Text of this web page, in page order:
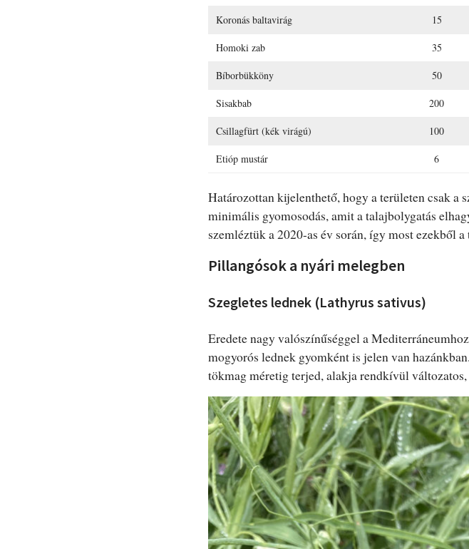
Koronás baltavirág 15
Homoki zab 35
Bíborbükköny 50
Sisakbab 200
Csillagfürt (kék virágú) 100
Etióp mustár 6
Határozottan kijelenthető, hogy a területen csak a
minimális gyomosodás, amit a talajbolygatás
szemléztük a 2020-as év során, így most ezekből
Pillangósok a nyári melegben
Szegletes lednek (Lathyrus sativus)
Eredete nagy valószínűséggel a
mogyorós lednek gyomként is jelen van
tökmag méretig terjed, alakja rendkívül